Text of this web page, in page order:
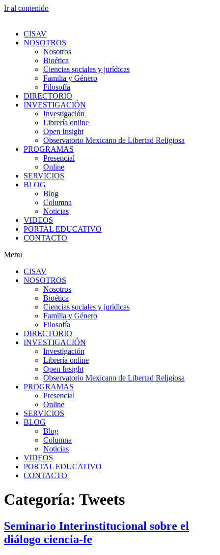
Ir al contenido
CISAV
NOSOTROS
Nosotros
Bioética
Ciencias sociales y jurídicas
Familia y Género
Filosofía
DIRECTORIO
INVESTIGACIÓN
Investigación
Librería online
Open Insight
Observatorio Mexicano de Libertad Religiosa
PROGRAMAS
Presencial
Online
SERVICIOS
BLOG
Blog
Columna
Noticias
VIDEOS
PORTAL EDUCATIVO
CONTACTO
Menu
CISAV
NOSOTROS
Nosotros
Bioética
Ciencias sociales y jurídicas
Familia y Género
Filosofía
DIRECTORIO
INVESTIGACIÓN
Investigación
Librería online
Open Insight
Observatorio Mexicano de Libertad Religiosa
PROGRAMAS
Presencial
Online
SERVICIOS
BLOG
Blog
Columna
Noticias
VIDEOS
PORTAL EDUCATIVO
CONTACTO
Categoría: Tweets
Seminario Interinstitucional sobre el
diálogo ciencia-fe